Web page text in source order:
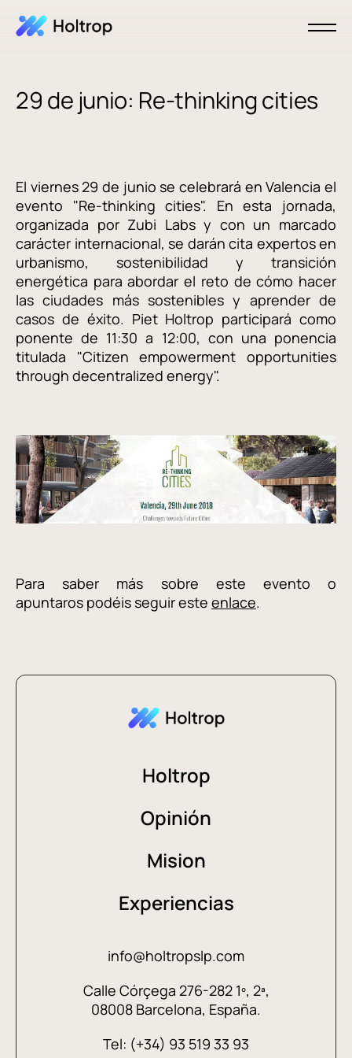
29 de junio: Re-thinking cities
El viernes 29 de junio se celebrará en Valencia el
evento "Re-thinking cities". En esta jornada,
organizada por Zubi Labs y con un marcado
carácter internacional, se darán cita expertos en
urbanismo, sostenibilidad y transición
energética para abordar el reto de cómo hacer
las ciudades más sostenibles y aprender de
casos de éxito. Piet Holtrop participará como
ponente de 11:30 a 12:00, con una ponencia
titulada "Citizen empowerment opportunities
through decentralized energy".
Para saber más sobre este evento o
apuntaros podéis seguir este enlace.
Holtrop
Opinión
Mision
Experiencias
info@holtropslp.com
Calle Córçega 276-282 1º, 2ª,
08008 Barcelona, España.
Tel: (+34) 93 519 33 93